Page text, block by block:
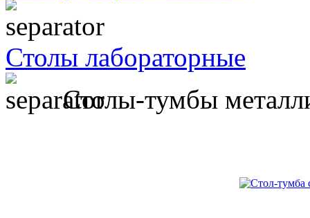
Столы лабораторные
Столы-тумбы